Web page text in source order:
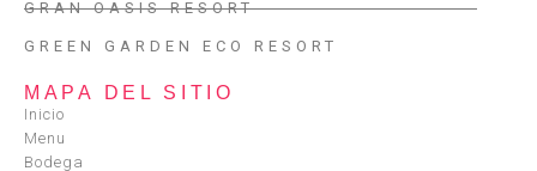
GRAN OASIS RESORT
GREEN GARDEN ECO RESORT
MAPA DEL SITIO
Inicio
Menu
Bodega